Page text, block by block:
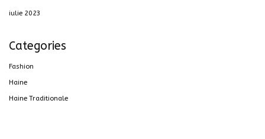
iulie 2023
Categories
Fashion
Haine
Haine Traditionale